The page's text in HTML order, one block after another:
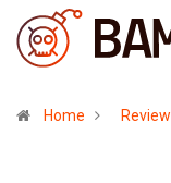
Home Review